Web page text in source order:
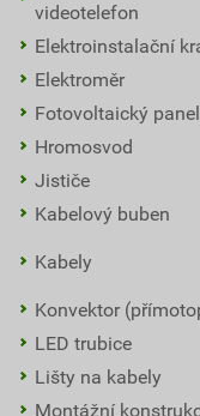
videotelefon
Elektroinstalační
Elektroměr
Fotovoltaický panel
Hromosvod
Jističe
Kabelový buben
Kabely
Konvektor
LED trubice
Lišty na kabely
Montážní